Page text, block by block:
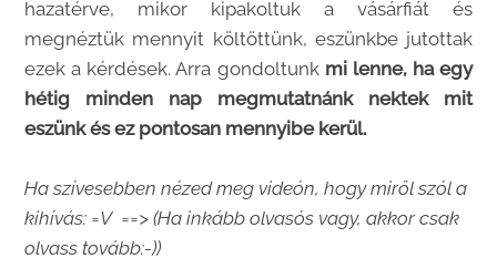
hazatérve, mikor kipakoltuk a vásárfiát és
megnéztük mennyit költöttünk, eszünkbe jutottak
ezek a kérdések. Arra gondoltunk mi lenne, ha egy
hétig minden nap megmutatnánk nektek mit
eszünk és ez pontosan mennyibe kerül.
Ha szívesebben nézed meg videón, hogy miről szól a
kihívás: =V ==> (Ha inkább olvasós vagy, akkor csak
olvass tovább:-))